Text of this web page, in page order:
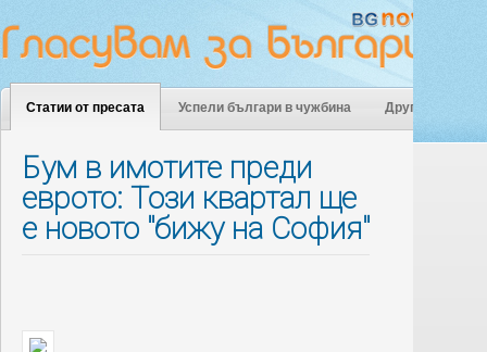
Статии от пресата Успели българи в чужбина Други
Бум в имотите преди
еврото: Този квартал ще
е новото "бижу на София"